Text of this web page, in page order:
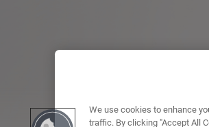
We use cookies to enhance
traffic. By clicking "Accept All